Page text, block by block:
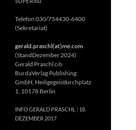
Telefon 030/754430-6400
(Sekretariat)
gerald.praschl(at)me.com
(StandDezember 2024)
Gerald Praschl c/o
BurdaVerlag Publishing
GmbH, Heiligegeistkirchplatz
1, 10178 Berlin
INFO GERALD PRASCHL
18.
DEZEMBER 2017